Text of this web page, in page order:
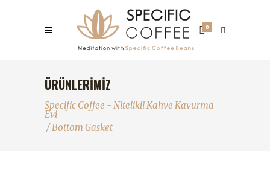
0
ÜRÜNLERIMIZ
Specific Coffee - Nitelikli Kahve Kavurma
Evi
/Bottom Gasket